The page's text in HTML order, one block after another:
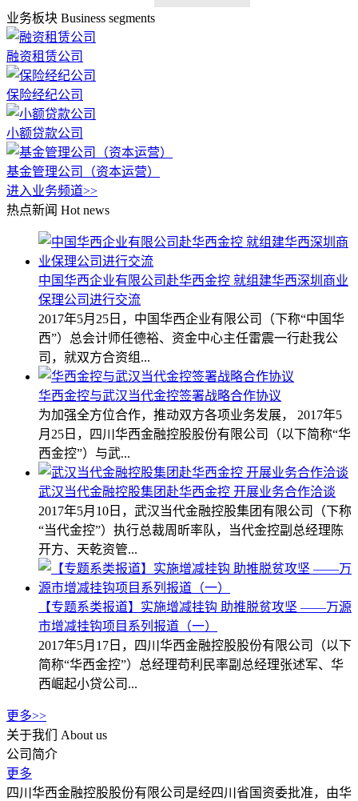
业务板块 Business segments
融资租赁公司
保险经纪公司
小额贷款公司
基金管理公司（资本运营）
进入业务频道>>
热点新闻 Hot news
中国华西企业有限公司赴华西金控 就组建华西深圳商业
保理公司进行交流
2017年5月25日，中国华西企业有限公司（下称“中国华
西”）总会计师任德裕、资金中心主任雷震一行赴我公
司，就双方合资组...
华西金控与武汉当代金控签署战略合作协议
为加强全方位合作，推动双方各项业务发展， 2017年5
月25日，四川华西金融控股股份有限公司（以下简称“华
西金控”）与武...
武汉当代金融控股集团赴华西金控 开展业务合作洽谈
2017年5月10日，武汉当代金融控股集团有限公司（下称
“当代金控”）执行总裁周昕率队，当代金控副总经理陈
开方、天乾资管...
【专题系类报道】实施增减挂钩 助推脱贫攻坚 ——万源
市增减挂钩项目系列报道（一）
2017年5月17日，四川华西金融控股股份有限公司（以下
简称“华西金控”）总经理苟利民率副总经理张述军、华
西崛起小贷公司...
更多>>
关于我们
About us
公司简介
更多
四川华西金融控股股份有限公司是经四川省国资委批准，由华